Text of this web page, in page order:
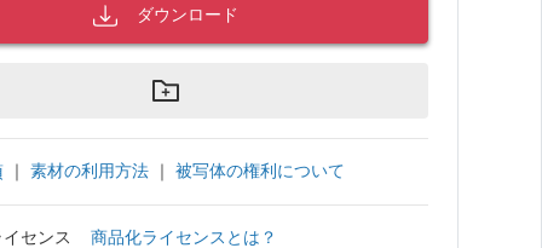
ダウンロード
｜ 素材の利用方法 ｜ 被写体の権利について
センス 商品化ライセンスとは？